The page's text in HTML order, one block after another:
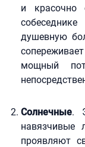
и красочно
душевную
мощный
Солнечные.
навязчивые
проявляют